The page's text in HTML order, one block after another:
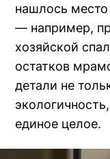
нашлось
— например,
хозяйской
остатков
детали не
единое целое.